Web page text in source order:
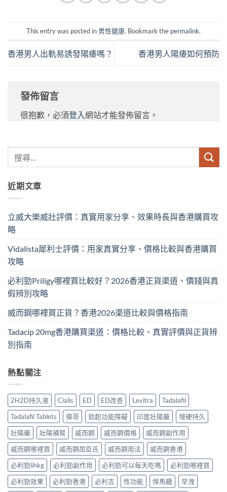
This entry was posted in 男性健康. Bookmark the permalink.
香港男人出軌易誘發陽痿嗎？ 香港男人陽痿如何預防
發佈留言
很抱歉，必須登入網站才能發佈留言。
近期文章
立威大樂威壯評價：真實用家分享、效果時長與香港購買攻
略
Vidalista犀利士評價：用家真實分享、價格比較與香港購買
攻略
必利勁Priligy哪裡買比較好？2026香港正貨渠道、價錢與真
假辨別攻略
威而鋼哪裡買正貨？香港2026渠道比較與價格指南
Tadacip 20mg香港購買渠道：價格比較、真實評價與正貨辨
別指南
熱點關注
2H2D持久液 Cialis ED ED改善 Levitra
Tadalafil
Tadalafil Tablets
偉哥 勃起功能障礙 印度壯陽藥
增硬持久
壯陽藥
壯陽補腎 威而鋼 威而鋼價格
威而鋼副作用
威而鋼哪裡買
威而鋼屈臣氏 威而鋼用法
威而鋼香港
必利勁lihkg
必利勁副作用 必利勁可以每天吃嗎
必利勁哪裡買
必利勁效果
必利勁香港 必利吉 性功能 悍馬糖 早洩